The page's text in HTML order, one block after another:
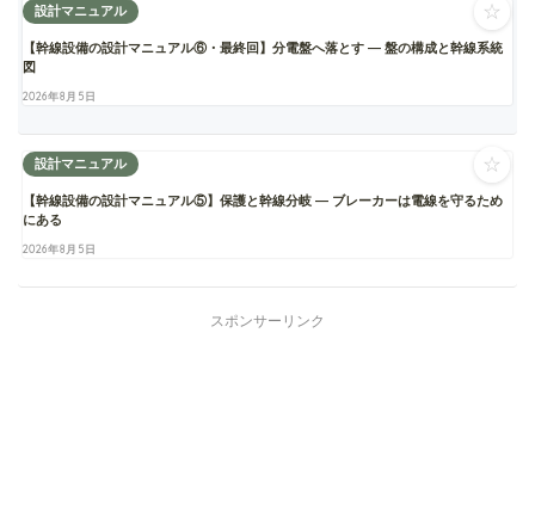
設計マニュアル
【幹線設備の設計マニュアル⑥・最終回】分電盤へ落とす ― 盤の構成と幹線系統
図
2026年8月5日
☆
設計マニュアル
【幹線設備の設計マニュアル⑤】保護と幹線分岐 ― ブレーカーは電線を守るため
にある
2026年8月5日
☆
スポンサーリンク